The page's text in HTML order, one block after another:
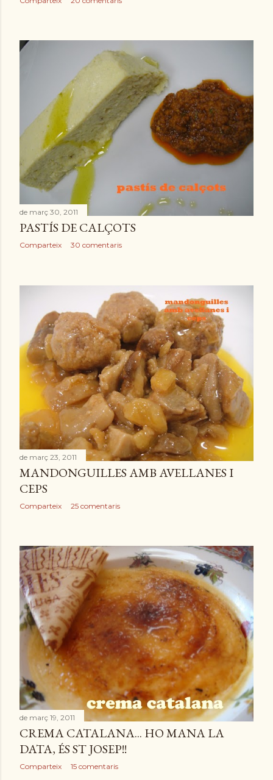
de març 30, 2011
PASTÍS DE CALÇOTS
Comparteix 30 comentaris
de març 23, 2011
MANDONGUILLES AMB AVELLANES I
CEPS
Comparteix 25 comentaris
de març 19, 2011
CREMA CATALANA... HO MANA LA
DATA, ÉS ST JOSEP!!
Comparteix 15 comentaris